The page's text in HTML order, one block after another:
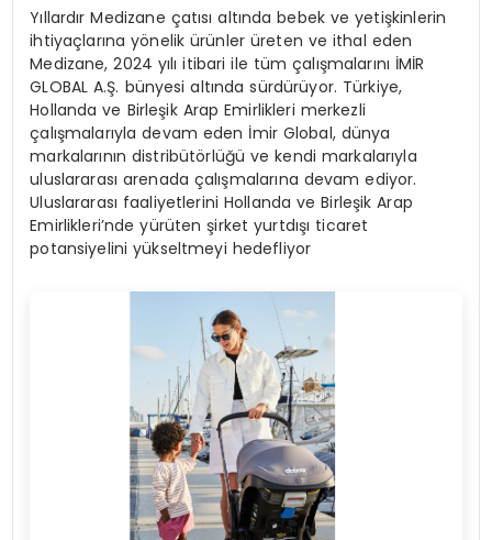
Yıllardır Medizane çatısı altında bebek ve yetişkinlerin
ihtiyaçlarına yönelik ürünler üreten ve ithal eden
Medizane, 2024 yılı itibari ile tüm çalışmalarını İMİR
GLOBAL A.Ş. bünyesi altında sürdürüyor. Türkiye,
Hollanda ve Birleşik Arap Emirlikleri merkezli
çalışmalarıyla devam eden İmir Global, dünya
markalarının distribütörlüğü ve kendi markalarıyla
uluslararası arenada çalışmalarına devam ediyor.
Uluslararası faaliyetlerini Hollanda ve Birleşik Arap
Emirlikleri’nde yürüten şirket yurtdışı ticaret
potansiyelini yükseltmeyi hedefliyor